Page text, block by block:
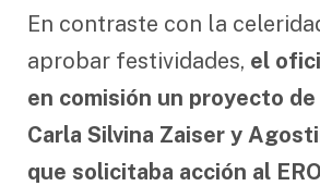
En contraste con la
aprobar festividades, el
en comisión un proyecto
Carla Silvina Zaiser y
que solicitaba acción al